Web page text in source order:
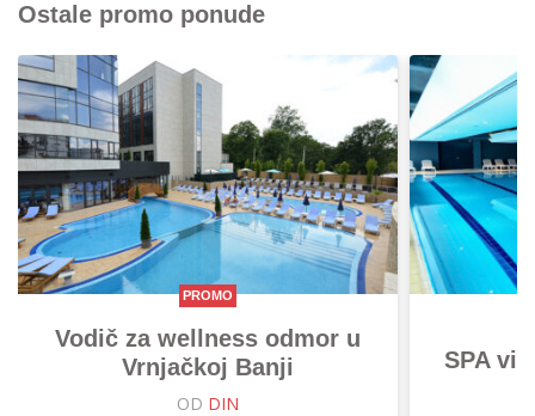
Ostale promo ponude
PROMO
Vodič za wellness odmor u
Vrnjačkoj Banji
OD DIN
SPA